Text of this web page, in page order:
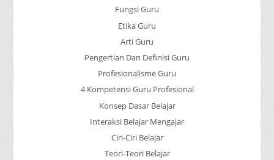
Fungsi Guru
Etika Guru
Arti Guru
Pengertian Dan Definisi Guru
Profesionalisme Guru
4 Kompetensi Guru Profesional
Konsep Dasar Belajar
Interaksi Belajar Mengajar
Ciri-Ciri Belajar
Teori-Teori Belajar